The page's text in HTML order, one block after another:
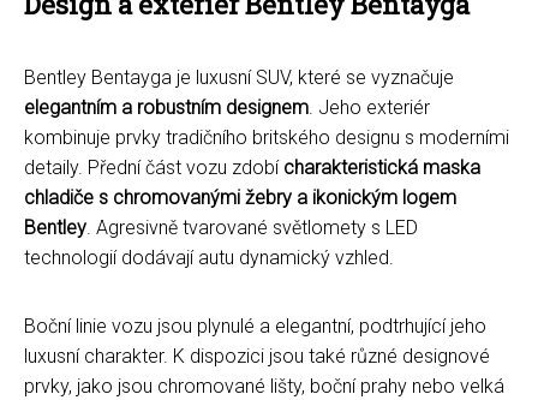
Bentley Bentayga je luxusní SUV, které se vyznačuje
elegantním a robustním designem. Jeho exteriér
kombinuje prvky tradičního britského designu s moderními
detaily. Přední část vozu zdobí charakteristická maska
chladiče s chromovanými žebry a ikonickým logem
Bentley. Agresivně tvarované světlomety s LED
technologií dodávají autu dynamický vzhled.
Boční linie vozu jsou plynulé a elegantní, podtrhující jeho
luxusní charakter. K dispozici jsou také různé designové
prvky, jako jsou chromované lišty, boční prahy nebo velká